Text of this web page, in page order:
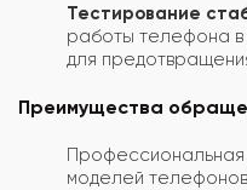
Тестирование
работы телефона в
для
Преимущества
Профессиональная
моделей телефонов